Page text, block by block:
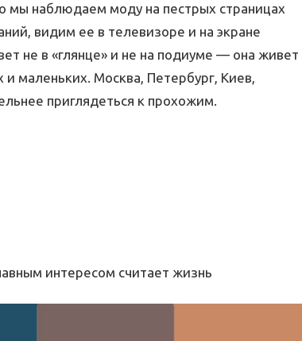
мы наблюдаем моду на пестрых страницах
видим ее в телевизоре и на экране
не в «глянце» и не на подиуме — она живет
маленьких. Москва, Петербург, Киев,
приглядеться к прохожим.
интересом считает жизнь